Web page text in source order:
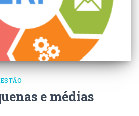
e médias